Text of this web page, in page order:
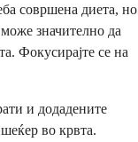
совршена диета, но
значително да
Фокусирајте се на
и додадените
во крвта.